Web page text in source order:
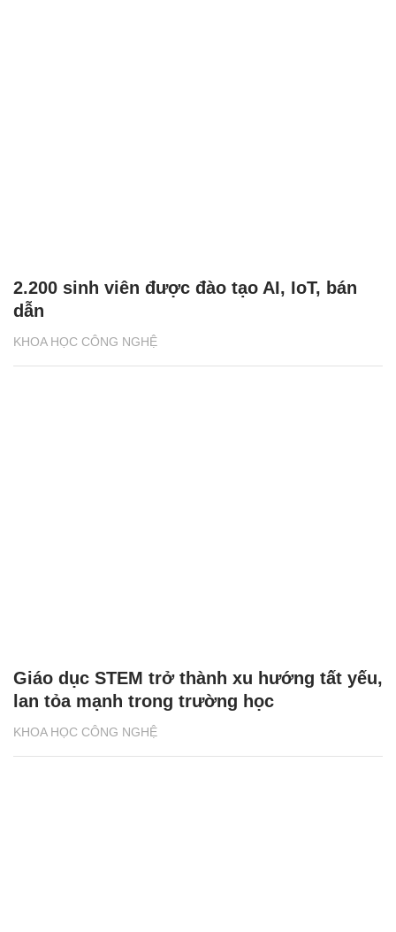
KHOA HỌC CÔNG NGHỆ
2.200 sinh viên được đào tạo AI, IoT, bán
dẫn
KHOA HỌC CÔNG NGHỆ
Giáo dục STEM trở thành xu hướng tất yếu,
lan tỏa mạnh trong trường học